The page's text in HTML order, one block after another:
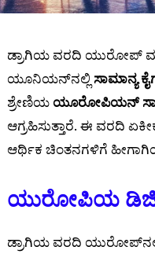
ಡ್ರಾಗಿಯ ವರದಿ ಯುರೋಪ್
ಯೂನಿಯನ್‌ನಲ್ಲಿಸಾಮಾನ್ಯ
ಶ್ರೇಣಿಯ ಯೂರೋಪಿಯನ್
ಆಗ್ರಹಿಸುತ್ತಾರೆ. ಈ ವರದಿ
ಆರ್ಥಿಕ ಚಿಂತನಗಳಿಗೆ
ಯುರೋಪಿಯ
ಡ್ರಾಗಿಯ ವರದಿ